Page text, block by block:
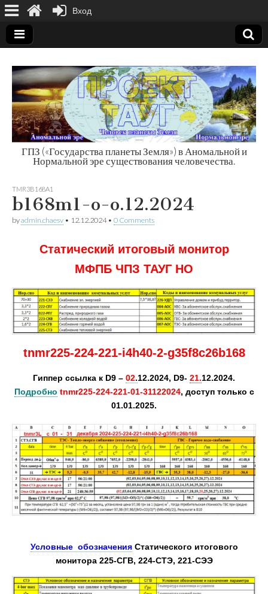
Государства
планеты Земля
ГПЗ («Государства планеты Земля») в Аномальной и
Нормальной эре существования человечества.
TMR3B168A1
b168m1-o-o.12.2024
byadmin.chaesv • 12.12.2024• 0 Comments
Статический итоговый монитор
МФПБ ЧПЗ ТАУГ НО
tnmr225-224-221-i4h40-2-g35f8c26b168
Гиппер ссылка к D9 – 02.12.2024, D9- 21.12.2024.
Подробно tnmr225-224-221-01-31122024, доступ только с
01.01.2025.
Условные обозначенияСтатического итогового
монитора 225-СГВ, 224-СТЭ, 221-СЭЭ
Вход